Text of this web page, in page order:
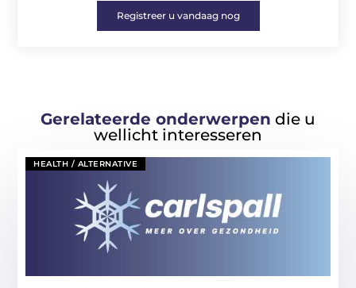
Registreer u vandaag nog
Gerelateerde onderwerpen die u
wellicht interesseren
HEALTH / ALTERNATIVE